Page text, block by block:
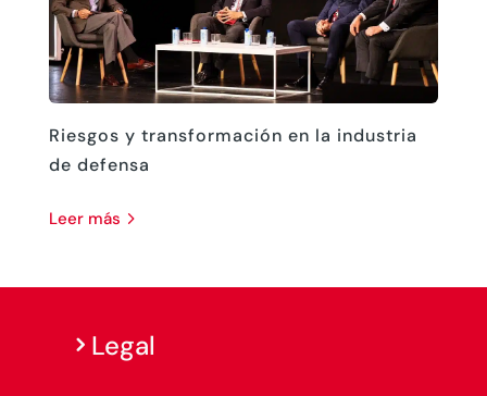
Riesgos y transformación en la industria
de defensa
leer más
Legal